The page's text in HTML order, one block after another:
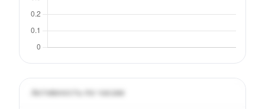
Активность по часам